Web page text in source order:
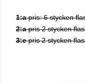
1:apris: 6 stycken
2:apris 2 stycken
3:epris 2 stycken